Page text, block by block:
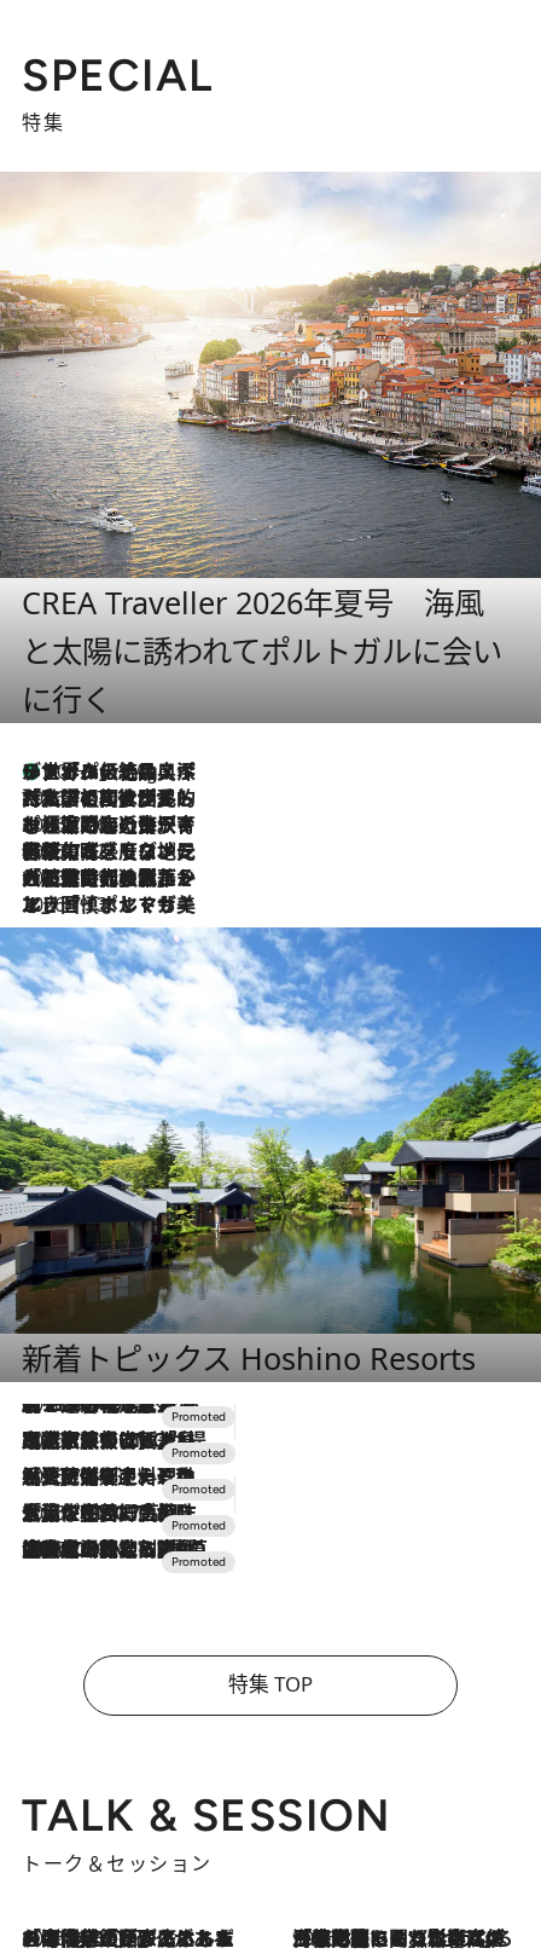
SPECIAL
特集
CREA Traveller 2026年夏号 海風
と太陽に誘われてポルトガルに会い
に行く
10 Hours Ago
リスボンの絶品スイーツ「パステル・デ・ナタ」とは？ポルトガル伝統の奥深い世界へ
2026.7.27
「私の祖国はポルトガル語です」国民的詩人フェルナンド・ペソアと、彼が愛した文学の街を歩く
2026.7.26
ポルトガル近海が育む極上の海の幸。キリリと冷えた白ワインと愉しむ、シーフード専門店の贅沢
2026.7.22
伝統の味をモダンに昇華。高感度な地元客が集う、リスボンの最旬ガストロノミー
2026.7.21
大航海時代の栄華から、震災、独裁、そして革命へ。ポルトガル・首都リスボンの石畳に刻まれた「歴史の光と影」
2026.7.13
エッセイ・ヤマザキマリ「慎ましくも美しき国 ポルトガル」
新着トピックス Hoshino Resorts
2026.8.7
【トンボの足水浴】ヒノキの香りに包まれて涼感マックス！約13℃の湧水かけ流しを避暑地「星野温泉 トンボの湯」で体験
2026.7.31
【ホテル帰省】という選択肢をOMOが提案。家族とほどよい距離を保つには「昼は実家、夜は気兼ねなくホテルで！」
2026.7.24
【夏限定ディナーコース】旬を迎える稚鮎や花ズッキーニなどをイタリア・トスカーナの郷土料理の手法で満喫！
2026.7.17
「土佐和ハーブかき氷」がOMO7高知に登場！生姜、山椒、大葉など目にも舌にも涼を呼ぶ郷土の味
2026.7.10
NEW OPEN！【界 草津】名湯の地に誕生。趣の異なる2種の温泉と上州ならではの会席・蕎麦割烹など美食を味わう究極の癒やし旅
特集 TOP
TALK & SESSION
トーク＆セッション
2026.8.3
「今後値上げがあるとすれば…」「リスクがあるのは今年の冬」エネルギー専門家が語る、ホルムズ海峡封鎖が家庭にもたらす“ある心配” 2026.8.3
「住宅建てられない…」「サーチャージ料の高値が続いている」ホルムズ海峡封鎖による影響はいつまで続く？《エネルギー専門家に聞く“どうなる日本の暮らし”》